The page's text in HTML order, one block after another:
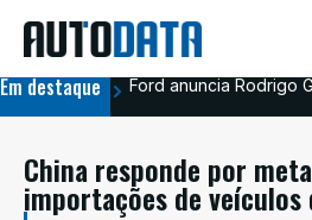
Em destaque Ford anuncia Rodrigo
China responde por
importações de veículos